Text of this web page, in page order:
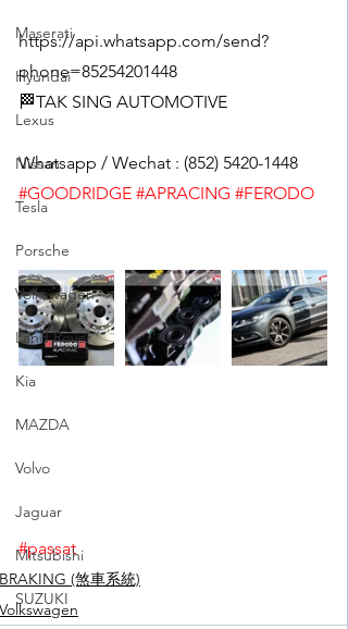
Maserati
Hyundai
Lexus
Nissan
Tesla
Porsche
Volkswagen
Land Rover
Kia
MAZDA
Volvo
Jaguar
Mitsubishi
SUZUKI
https://api.whatsapp.com/send?
phone=85254201448
🏁TAK SING AUTOMOTIVE
Whatsapp / Wechat : (852) 5420-1448
#GOODRIDGE #APRACING #FERODO
#passat
BRAKING (煞車系統)
Volkswagen